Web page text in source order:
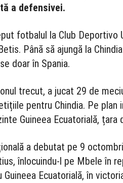
a defensivei.
fotbalul la Club Deportivo
Până să ajungă la
doar în Spania.
trecut, a jucat 29 de
pentru Chindia. Pe plan
Guineea Ecuatorială, țara
a debutat pe 9
înlocuindu-l pe Mbele în
Guineea Ecuatorială, în